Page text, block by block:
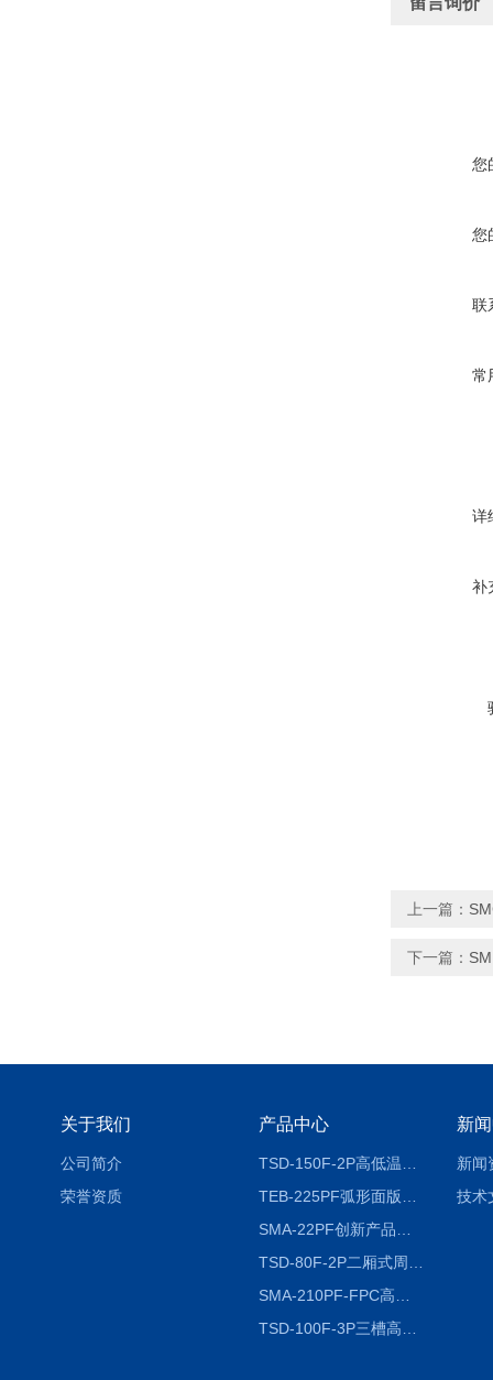
您
您
联
常
详
补
上一篇：
下一篇：
关于我们
公司简介
荣誉资质
产品中心 新
新闻
技术